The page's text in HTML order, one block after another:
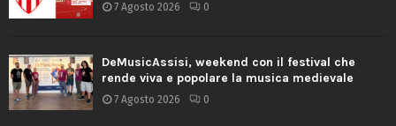
7 Agosto 2026 0
DeMusicAssisi, weekend con il festival che
rende viva e popolare la musica medievale
7 Agosto 2026 0